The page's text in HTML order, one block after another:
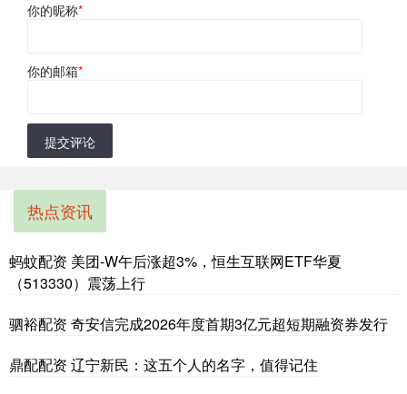
你的昵称*
你的邮箱*
提交评论
热点资讯
蚂蚊配资 美团-W午后涨超3%，恒生互联网ETF华夏
（513330）震荡上行
驷裕配资 奇安信完成2026年度首期3亿元超短期融资券发行
鼎配配资 辽宁新民：这五个人的名字，值得记住